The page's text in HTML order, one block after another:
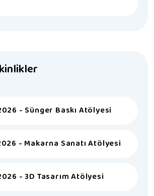
- Sünger Baskı Atölyesi
- Makarna Sanatı Atölyesi
- 3D Tasarım Atölyesi